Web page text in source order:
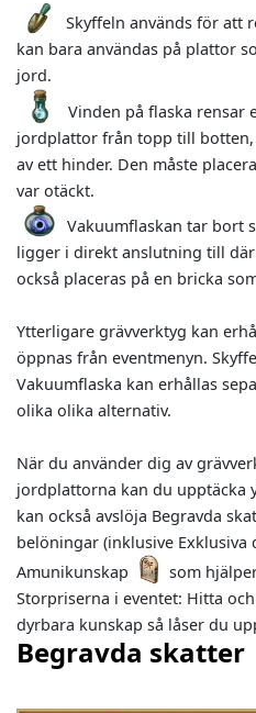
Skyffeln används för att
kan bara användas på plattor
jord.
Vinden på flaska rensar
jordplattor från topp till botten,
av ett hinder. Den måste
var otäckt.
Vakuumflaskan tar bort
ligger i direkt anslutning till
också placeras på en bricka
Ytterligare grävverktyg kan
öppnas från eventmenyn.
Vakuumflaska kan erhållas
olika olika alternativ.
När du använder dig av
jordplattorna kan du upptäcka
kan också avslöja Begravda
belöningar (inklusive
Amunikunskap
som
Storpriserna i eventet: Hitta
dyrbara kunskap så låser du
Begravda skatter